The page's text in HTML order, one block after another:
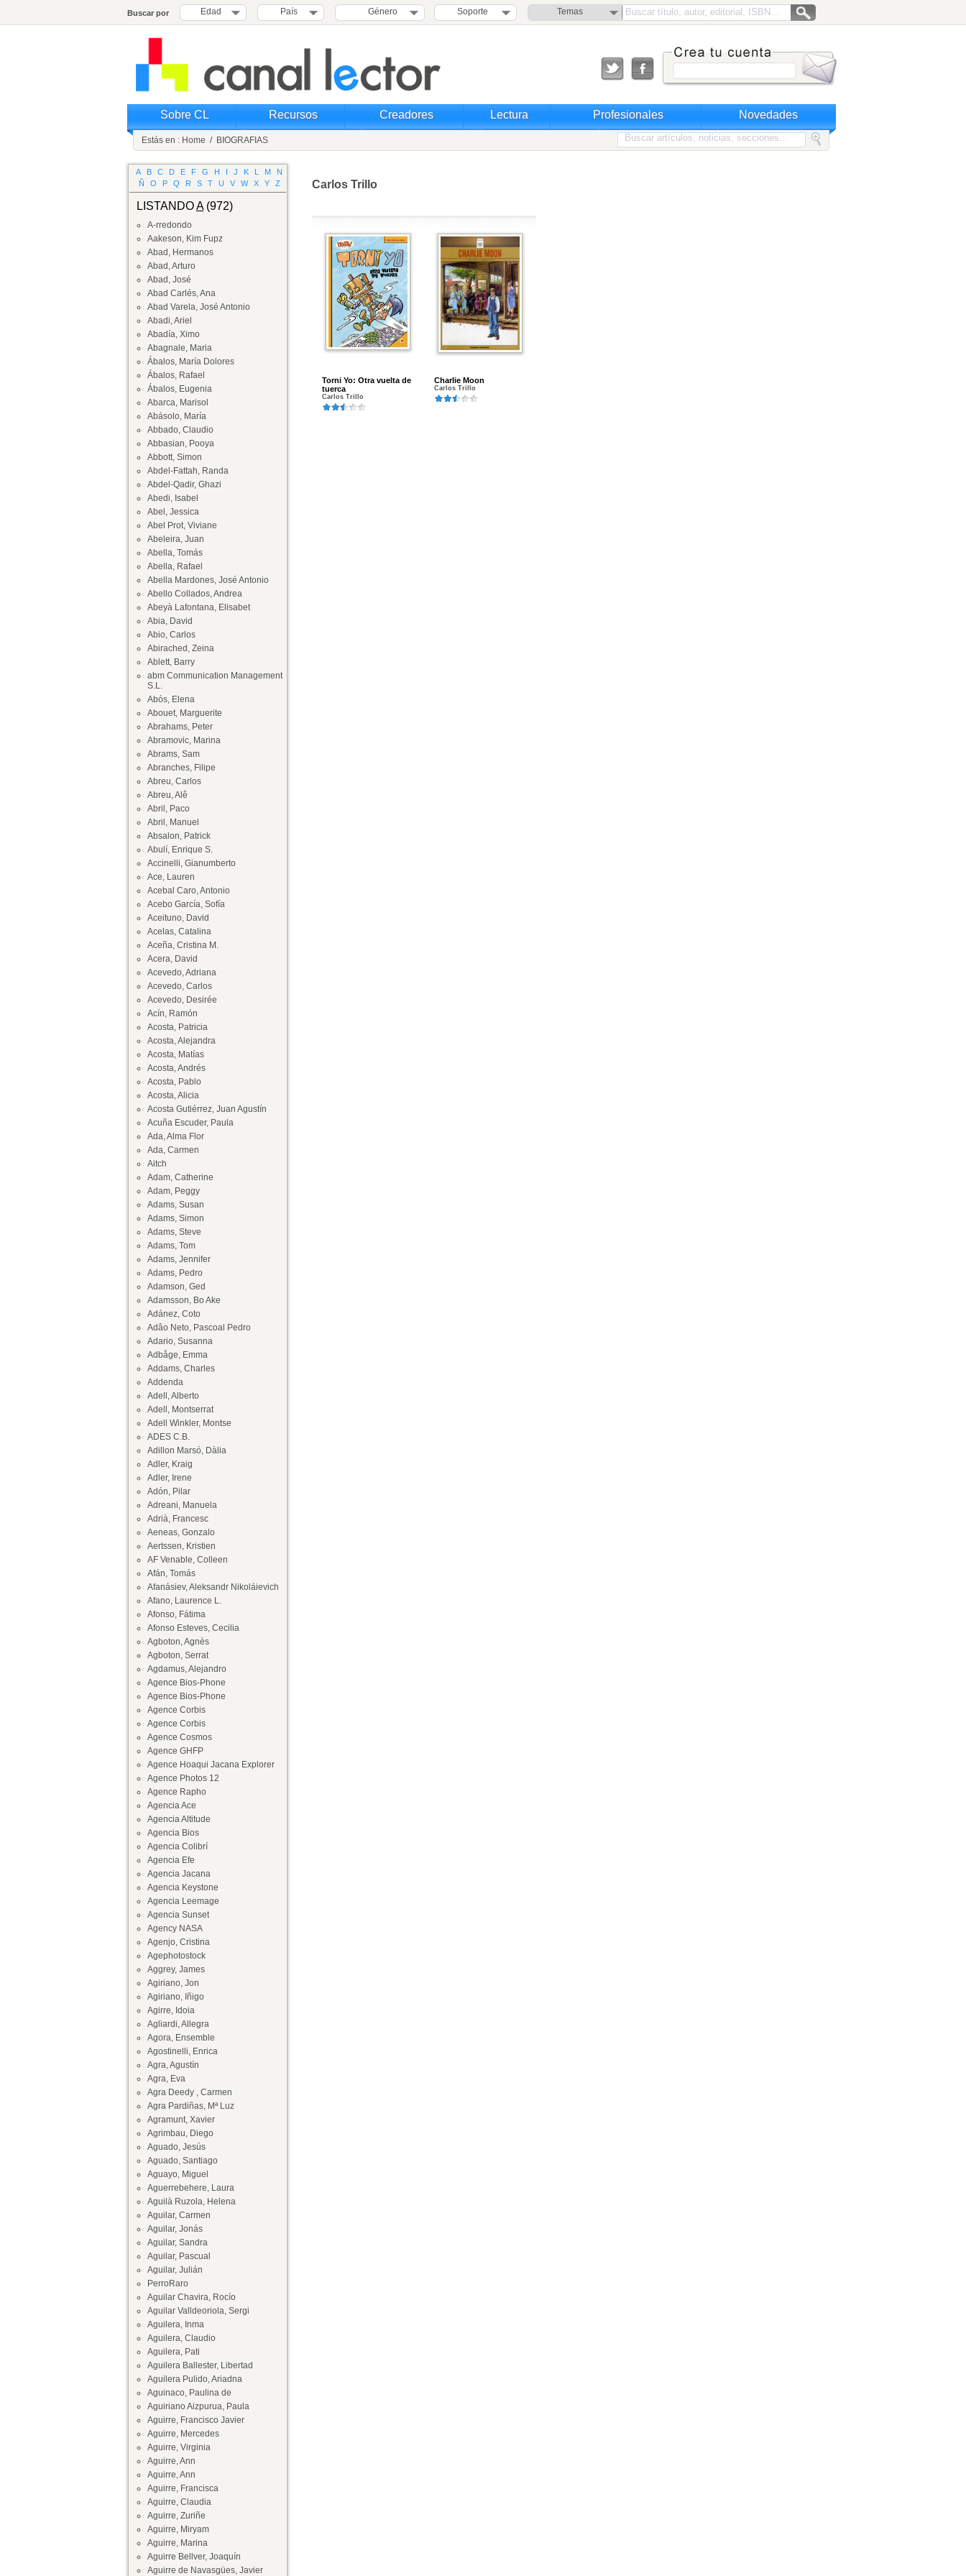
Buscar por Edad País Género Soporte Temas
Sobre CL Recursos Creadores Lectura Profesionales Novedades
Estás en : Home / BIOGRAFIAS
A B C D E F G H I J K L M
N
Ñ
O P Q R S T U V W X Y Z
LISTANDOA(972)
A-rredondo
Aakeson, Kim Fupz
Abad, Hermanos
Abad, Arturo
Abad, José
Abad Carlés, Ana
Abad Varela, José Antonio
Abadi, Ariel
Abadía, Ximo
Abagnale, Maria
Ábalos, María Dolores
Ábalos, Rafael
Ábalos, Eugenia
Abarca, Marisol
Abásolo, María
Abbado, Claudio
Abbasian, Pooya
Abbott, Simon
Abdel-Fattah, Randa
Abdel-Qadir, Ghazi
Abedi, Isabel
Abel, Jessica
Abel Prot, Viviane
Abeleira, Juan
Abella, Tomás
Abella, Rafael
Abella Mardones, José Antonio
Abello Collados, Andrea
Abeyà Lafontana, Elisabet
Abia, David
Abio, Carlos
Abirached, Zeina
Ablett, Barry
abm Communication Management
S.L.
Abós, Elena
Abouet, Marguerite
Abrahams, Peter
Abramovic, Marina
Abrams, Sam
Abranches, Filipe
Abreu, Carlos
Abreu, Alê
Abril, Paco
Abril, Manuel
Absalon, Patrick
Abulí, Enrique S.
Accinelli, Gianumberto
Ace, Lauren
Acebal Caro, Antonio
Acebo García, Sofía
Aceituno, David
Acelas, Catalina
Aceña, Cristina M.
Acera, David
Acevedo, Adriana
Acevedo, Carlos
Acevedo, Desirée
Acín, Ramón
Acosta, Patricia
Acosta, Alejandra
Acosta, Matías
Acosta, Andrés
Acosta, Pablo
Acosta, Alicia
Acosta Gutiérrez, Juan Agustín
Acuña Escuder, Paula
Ada, Alma Flor
Ada, Carmen
Aitch
Adam, Catherine
Adam, Peggy
Adams, Susan
Adams, Simon
Adams, Steve
Adams, Tom
Adams, Jennifer
Adams, Pedro
Adamson, Ged
Adamsson, Bo Ake
Adánez, Coto
Adâo Neto, Pascoal Pedro
Adario, Susanna
Adbåge, Emma
Addams, Charles
Addenda
Adell, Alberto
Adell, Montserrat
Adell Winkler, Montse
ADES C.B.
Adillon Marsó, Dàlia
Adler, Kraig
Adler, Irene
Adón, Pilar
Adreani, Manuela
Adrià, Francesc
Aeneas, Gonzalo
Aertssen, Kristien
AF Venable, Colleen
Afán, Tomás
Afanásiev, Aleksandr Nikoláievich
Afano, Laurence L.
Afonso, Fátima
Afonso Esteves, Cecilia
Agboton, Agnès
Agboton, Serrat
Agdamus, Alejandro
Agence Bios-Phone
Agence Bios-Phone
Agence Corbis
Agence Corbis
Agence Cosmos
Agence GHFP
Agence Hoaqui Jacana Explorer
Agence Photos 12
Agence Rapho
Agencia Ace
Agencia Altitude
Agencia Bios
Agencia Colibrí
Agencia Efe
Agencia Jacana
Agencia Keystone
Agencia Leemage
Agencia Sunset
Agency NASA
Agenjo, Cristina
Agephotostock
Aggrey, James
Agiriano, Jon
Agiriano, Iñigo
Agirre, Idoia
Agliardi, Allegra
Agora, Ensemble
Agostinelli, Enrica
Agra, Agustín
Agra, Eva
Agra Deedy , Carmen
Agra Pardiñas, Mª Luz
Agramunt, Xavier
Agrimbau, Diego
Aguado, Jesús
Aguado, Santiago
Aguayo, Miguel
Aguerrebehere, Laura
Aguilà Ruzola, Helena
Aguilar, Carmen
Aguilar, Jonás
Aguilar, Sandra
Aguilar, Pascual
Aguilar, Julián
PerroRaro
Aguilar Chavira, Rocío
Aguilar Valldeoriola, Sergi
Aguilera, Inma
Aguilera, Claudio
Aguilera, Pati
Aguilera Ballester, Libertad
Aguilera Pulido, Ariadna
Aguinaco, Paulina de
Aguiriano Aizpurua, Paula
Aguirre, Francisco Javier
Aguirre, Mercedes
Aguirre, Virginia
Aguirre, Ann
Aguirre, Ann
Aguirre, Francisca
Aguirre, Claudia
Aguirre, Zuriñe
Aguirre, Miryam
Aguirre, Marina
Aguirre Bellver, Joaquín
Aguirre de Navasgües, Javier
Carlos Trillo
Torni Yo: Otra vuelta de
tuerca
Carlos Trillo
Charlie Moon
Carlos Trillo